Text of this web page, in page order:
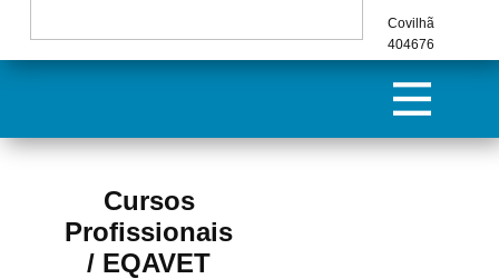
Covilhã
404676
Cursos
Profissionais
/ EQAVET